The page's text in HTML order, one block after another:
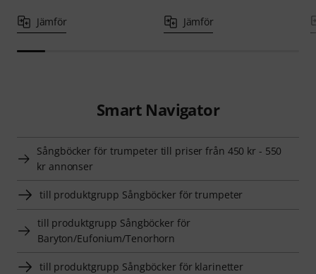
Jämför Jämför
Smart Navigator
Sångböcker för trumpeter till priser från 450 kr - 550
kr annonser
till produktgrupp Sångböcker för trumpeter
till produktgrupp Sångböcker för
Baryton/Eufonium/Tenorhorn
till produktgrupp Sångböcker för klarinetter